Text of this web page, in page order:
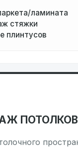
ламината
стяжки
плинтусов
ПОТОЛКОВ